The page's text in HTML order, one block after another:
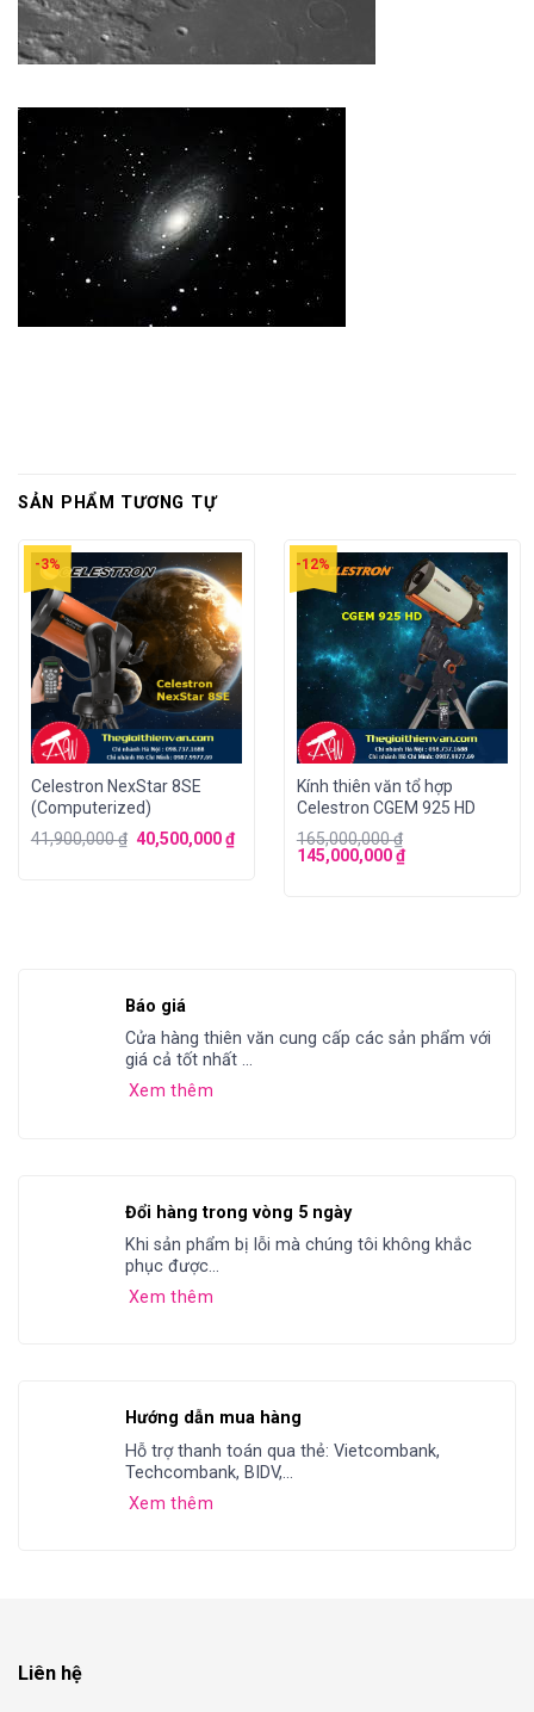
SẢN PHẨM TƯƠNG TỰ
-3%
Celestron NexStar 8SE
(Computerized)
41,900,000₫ 40,500,000₫
-12%
Kính thiên văn tổ hợp
Celestron CGEM 925 HD
165,000,000₫
145,000,000₫
Báo giá
Cửa hàng thiên văn cung cấp các sản phẩm với
giá cả tốt nhất ...
Xem thêm
Đổi hàng trong vòng 5 ngày
Khi sản phẩm bị lỗi mà chúng tôi không khắc
phục được...
Xem thêm
Hướng dẫn mua hàng
Hỗ trợ thanh toán qua thẻ: Vietcombank,
Techcombank, BIDV,...
Xem thêm
Liên hệ